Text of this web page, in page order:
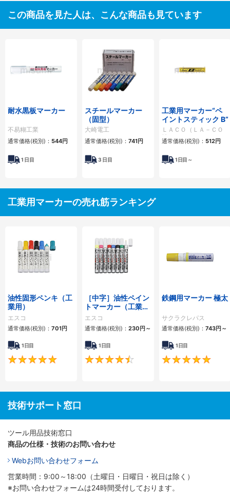
この商品を見た人は、こんな商品も見ています
耐水黒板マーカー
不易糊工業
通常価格(税別)： 544円
1 日目
スチールマーカー
（固型）
大崎電工
通常価格(税別)： 741円
3 日目
工業用マーカー“ペ
イントスティック B”
ＬＡＣＯ（ＬＡ－ＣＯ
社）
通常価格(税別)： 512円
1日目～
工業用マーカーの売れ筋ランキング
油性固形ペンキ（工
業用）
エスコ
通常価格(税別)： 701円
1日目
5
［中字］油性ペイン
トマーカー（工業
用）
エスコ
通常価格(税別)： 230円 ～
1日目
4.6
鉄鋼用マーカー 極太
サクラクレパス
通常価格(税別)： 743円 ～
1日目
技術サポート窓口
ツール用品技術窓口
商品の仕様・技術のお問い合わせ
Webお問い合わせフォーム
営業時間：9:00～18:00（土曜日・日曜日・祝日は除く）
※お問い合わせフォームは24時間受付しております。